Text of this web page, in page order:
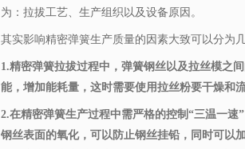
为：拉拔工艺、生产组织以及设备原因。
其实影响精密弹簧生产质量的因素大致可以分为几
1.精密弹簧拉拔过程中，弹簧钢丝以及拉丝模之
能，增加能耗量，这时需要使用拉丝粉要干燥和
2.在精密弹簧生产过程中需严格的控制“三温一
钢丝表面的氧化，可以防止钢丝挂铅，同时可以